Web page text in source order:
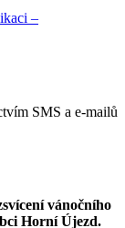
–
SMS a e-mailů
vánočního
Horní Újezd.